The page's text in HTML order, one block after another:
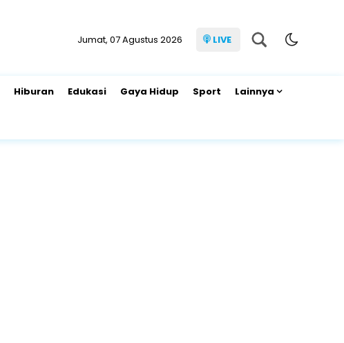
Jumat, 07 Agustus 2026 LIVE
Hiburan Edukasi Gaya Hidup Sport Lainnya